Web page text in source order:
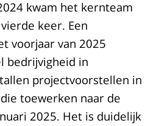
kwam het kernteam
keer. Een
voorjaar van 2025
bedrijvigheid in
projectvoorstellen in
toewerken naar de
2025. Het is duidelijk